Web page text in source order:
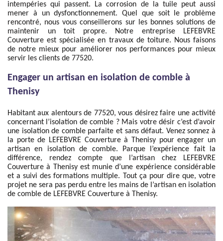
intempéries qui passent. La corrosion de la tuile peut aussi
mener à un dysfonctionnement. Quel que soit le problème
rencontré, nous vous conseillerons sur les bonnes solutions de
maintenir un toit propre. Notre entreprise LEFEBVRE
Couverture est spécialisée en travaux de toiture. Nous faisons
de notre mieux pour améliorer nos performances pour mieux
servir les clients de 77520.
Engager un artisan en isolation de comble à
Thenisy
Habitant aux alentours de 77520, vous désirez faire une activité
concernant l’isolation de comble ? Mais votre désir c’est d’avoir
une isolation de comble parfaite et sans défaut. Venez sonnez à
la porte de LEFEBVRE Couverture à Thenisy pour engager un
artisan en isolation de comble. Parque l’expérience fait la
différence, rendez compte que l’artisan chez LEFEBVRE
Couverture à Thenisy est munie d’une expérience considérable
et a suivi des formations multiple. Tout ça pour dire que, votre
projet ne sera pas perdu entre les mains de l’artisan en isolation
de comble de LEFEBVRE Couverture à Thenisy.